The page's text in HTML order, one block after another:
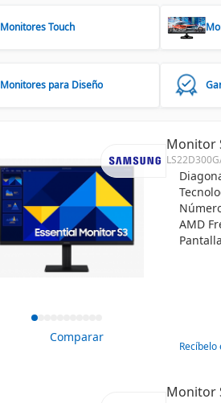
Monitores Touch
Monitores para Diseño
Comparar
Monitor
AMD
Recíbelo
Monitor